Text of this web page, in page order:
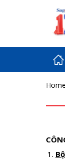
Home